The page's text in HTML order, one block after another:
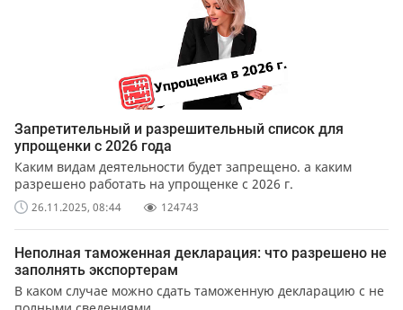
Запретительный и разрешительный список для
упрощенки с 2026 года
Каким видам деятельности будет запрещено. а каким
разрешено работать на упрощенке с 2026 г.
26.11.2025, 08:44 124743
Неполная таможенная декларация: что разрешено не
заполнять экспортерам
В каком случае можно сдать таможенную декларацию с не